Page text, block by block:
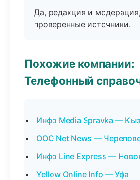
Да, редакция и
проверенные источники.
Похожие компании:
Телефонный
Инфо Media Spravka —
ООО Net News —
Инфо Line Express —
Yellow Online Info — Уфа